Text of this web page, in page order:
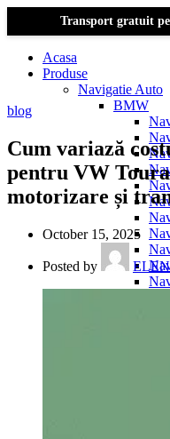
Transport gratuit
Acasa
Produse
Navigatie Auto
BMW
blog
Cum variază
pentru VW
motorizare și
October 15, 2025
Posted by